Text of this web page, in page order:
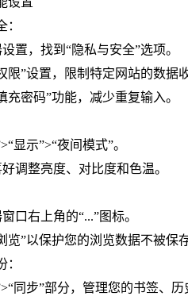
：
置，找到“隐私与安全”选项。
限”设置，限制特定网站的数据收
充密码”功能，减少重复输入。
显示”>“夜间模式”。
调整亮度、对比度和色温。
口右上角的“...”图标。
览”以保护您的浏览数据不被保存
：
同步”部分，管理您的书签、历